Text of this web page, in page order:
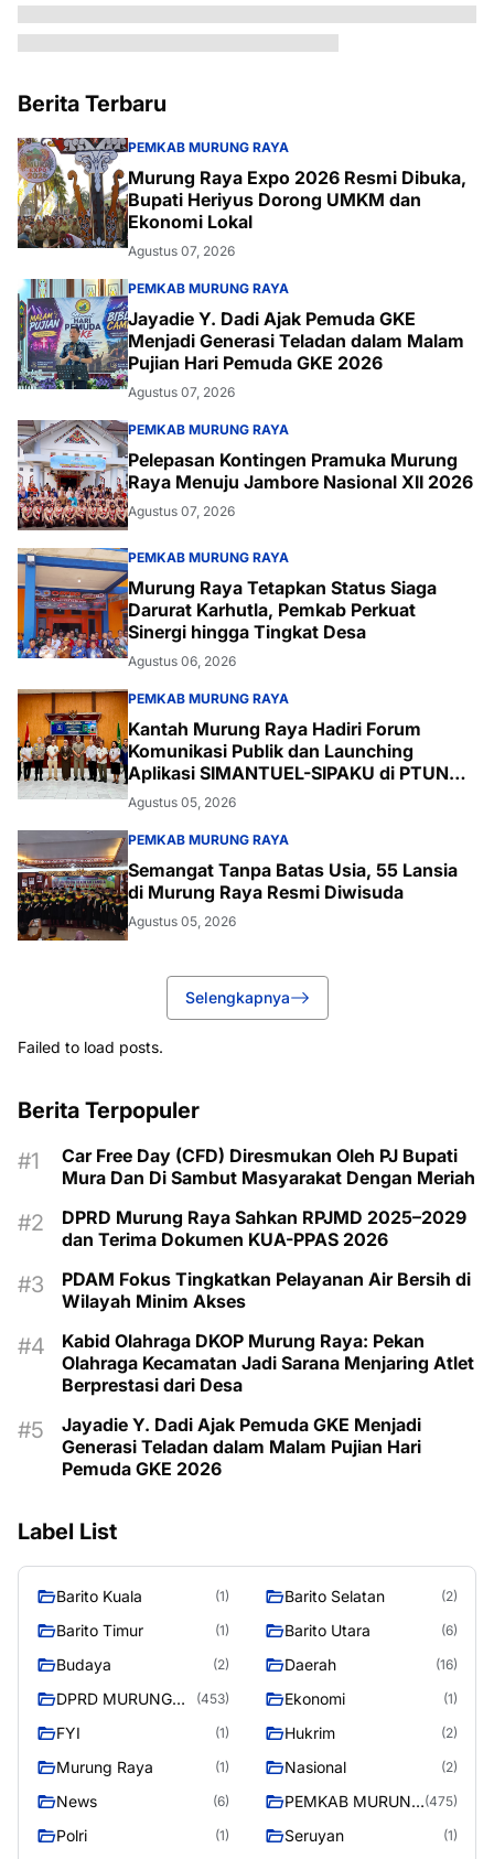
Berita Terbaru
PEMKAB MURUNG RAYA
Murung Raya Expo 2026 Resmi Dibuka,
Bupati Heriyus Dorong UMKM dan
Ekonomi Lokal
Agustus 07, 2026
PEMKAB MURUNG RAYA
Jayadie Y. Dadi Ajak Pemuda GKE
Menjadi Generasi Teladan dalam Malam
Pujian Hari Pemuda GKE 2026
Agustus 07, 2026
PEMKAB MURUNG RAYA
Pelepasan Kontingen Pramuka Murung
Raya Menuju Jambore Nasional XII 2026
Agustus 07, 2026
PEMKAB MURUNG RAYA
Murung Raya Tetapkan Status Siaga
Darurat Karhutla, Pemkab Perkuat
Sinergi hingga Tingkat Desa
Agustus 06, 2026
PEMKAB MURUNG RAYA
Kantah Murung Raya Hadiri Forum
Komunikasi Publik dan Launching
Aplikasi SIMANTUEL-SIPAKU di PTUN
Palangka Raya
Agustus 05, 2026
PEMKAB MURUNG RAYA
Semangat Tanpa Batas Usia, 55 Lansia
di Murung Raya Resmi Diwisuda
Agustus 05, 2026
Selengkapnya
Failed to load posts.
Berita Terpopuler
Car Free Day (CFD) Diresmukan Oleh PJ Bupati
Mura Dan Di Sambut Masyarakat Dengan Meriah
DPRD Murung Raya Sahkan RPJMD 2025–2029
dan Terima Dokumen KUA-PPAS 2026
PDAM Fokus Tingkatkan Pelayanan Air Bersih di
Wilayah Minim Akses
Kabid Olahraga DKOP Murung Raya: Pekan
Olahraga Kecamatan Jadi Sarana Menjaring Atlet
Berprestasi dari Desa
Jayadie Y. Dadi Ajak Pemuda GKE Menjadi
Generasi Teladan dalam Malam Pujian Hari
Pemuda GKE 2026
Label List
Barito Kuala (1) Barito Selatan (2)
Barito Timur (1) Barito Utara (6)
Budaya (2) Daerah (16)
DPRD MURUNG
(453) Ekonomi (1)
FYI (1) Hukrim (2)
Murung Raya (1) Nasional (2)
News (6)
PEMKAB MURUNG (475)
Polri (1) Seruyan (1)